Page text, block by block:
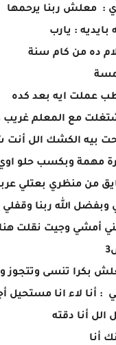
: معلش ربنا يرحمها
: يارب
ده من كام سنة
عملت ايه بعد كده
مع المعلم غريب
بيه الكشك الل أنت
مهمة وبكسب حلو
من منظري بعتلي
الله ربنا
أمشي وجيت نقلت
بكرا تنسى وتتجوز
: أنا لاء انا مستحيل
الل أنا دقته
أنا